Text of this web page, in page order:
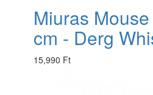
Miuras
cm - Derg
15,990 Ft